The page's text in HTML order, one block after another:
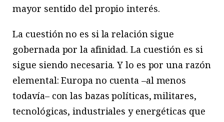
mayor sentido del propio interés.
La cuestión no es si la relación sigue
gobernada por la afinidad. La cuestión es si
sigue siendo necesaria. Y lo es por una razón
elemental: Europa no cuenta –al menos
todavía– con las bazas políticas, militares,
tecnológicas, industriales y energéticas que